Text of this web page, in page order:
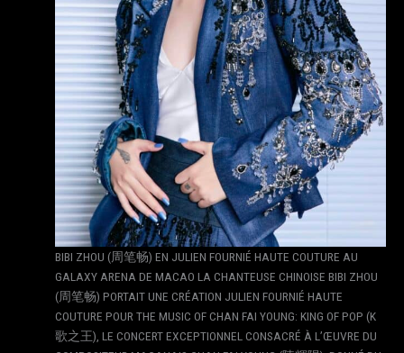
BIBI ZHOU (周笔畅) EN JULIEN FOURNIÉ HAUTE COUTURE AU
GALAXY ARENA DE MACAO LA CHANTEUSE CHINOISE BIBI ZHOU
(周笔畅) PORTAIT UNE CRÉATION JULIEN FOURNIÉ HAUTE
COUTURE POUR THE MUSIC OF CHAN FAI YOUNG: KING OF POP (K
歌之王), LE CONCERT EXCEPTIONNEL CONSACRÉ À L’ŒUVRE DU